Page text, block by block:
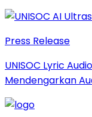
Press Release
UNISOC Lyric
Mendengarkan